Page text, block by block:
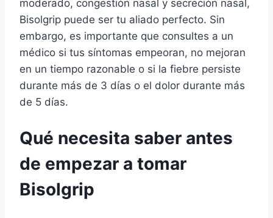
moderado, congestión nasal y secreción nasal,
Bisolgrip puede ser tu aliado perfecto. Sin
embargo, es importante que consultes a un
médico si tus síntomas empeoran, no mejoran
en un tiempo razonable o si la fiebre persiste
durante más de 3 días o el dolor durante más
de 5 días.
Qué necesita saber antes
de empezar a tomar
Bisolgrip